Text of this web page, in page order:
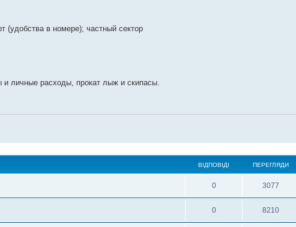
в номере); частный сектор
личные расходы, прокат лыж и скипасы.
ВІДПОВІДІ ПЕРЕГЛЯДИ
0 3077
0 8210